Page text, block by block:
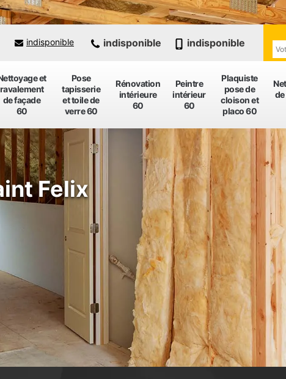
et
ravalement
de façade
60
Pose
tapisserie
et toile de
verre 60
Rénovation
intérieure
60
Peintre
intérieur
60
Plaquiste
pose de
cloison et
placo 60
indisponible indisponible indisponible
Felix